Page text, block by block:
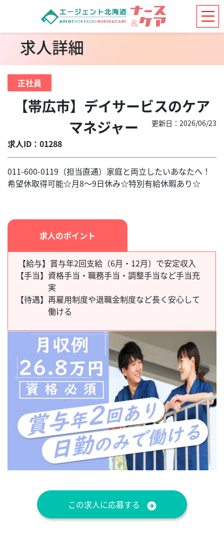
求人詳細
正社員
【帯広市】デイサービスのケア
マネジャー
求人ID：01288
更新日：2026/06/23
011-600-0119（担当直通）家庭と両立したいあなたへ！
希望休取得可能☆月8～9日休み☆特別有給休暇あり☆
求人のポイント
【給与】賞与年2回支給（6月・12月）で安定収入
【手当】 資格手当・職務手当・調整手当など手当充
実
【待遇】 再雇用制度や退職金制度など長く安心して
働ける
この求人に応募する